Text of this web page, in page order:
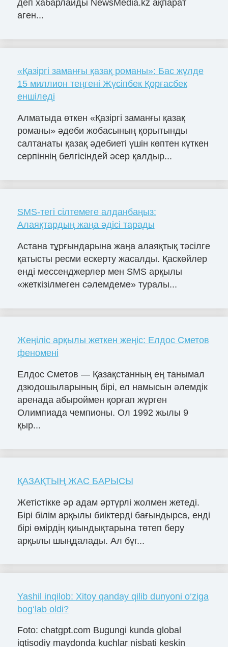
деп хабарлайды NewsMedia.kz ақпарат
аген...
«Қазіргі заманғы қазақ романы»: Бас жүлде
15 миллион теңгені Жүсіпбек Қорғасбек
еншіледі
Алматыда өткен «Қазіргі заманғы қазақ
романы» әдеби жобасының қорытынды
салтанаты қазақ әдебиеті үшін көптен күткен
серпіннің белгісіндей әсер қалдыр...
SMS-тегі сілтемеге алданбаңыз:
Алаяқтардың жаңа әдісі тарады
Астана тұрғындарына жаңа алаяқтық тәсілге
қатысты ресми ескерту жасалды. Қаскөйлер
енді мессенджерлер мен SMS арқылы
«жеткізілмеген сәлемдеме» туралы...
Жеңіліс арқылы жеткен жеңіс: Елдос Сметов
феномені
Елдос Сметов — Қазақстанның ең танымал
дзюдошыларының бірі, ел намысын әлемдік
аренада абыроймен қорғап жүрген
Олимпиада чемпионы. Ол 1992 жылы 9
қыр...
ҚАЗАҚТЫҢ ЖАС БАРЫСЫ
Жетістікке әр адам әртүрлі жолмен жетеді.
Бірі білім арқылы биіктерді бағындырса, енді
бірі өмірдің қиындықтарына төтеп беру
арқылы шыңдалады. Ал бүг...
Yashil inqilob: Xitoy qanday qilib dunyoni o‘ziga
bog‘lab oldi?
Foto: chatgpt.com Bugungi kunda global
iqtisodiy maydonda kuchlar nisbati keskin